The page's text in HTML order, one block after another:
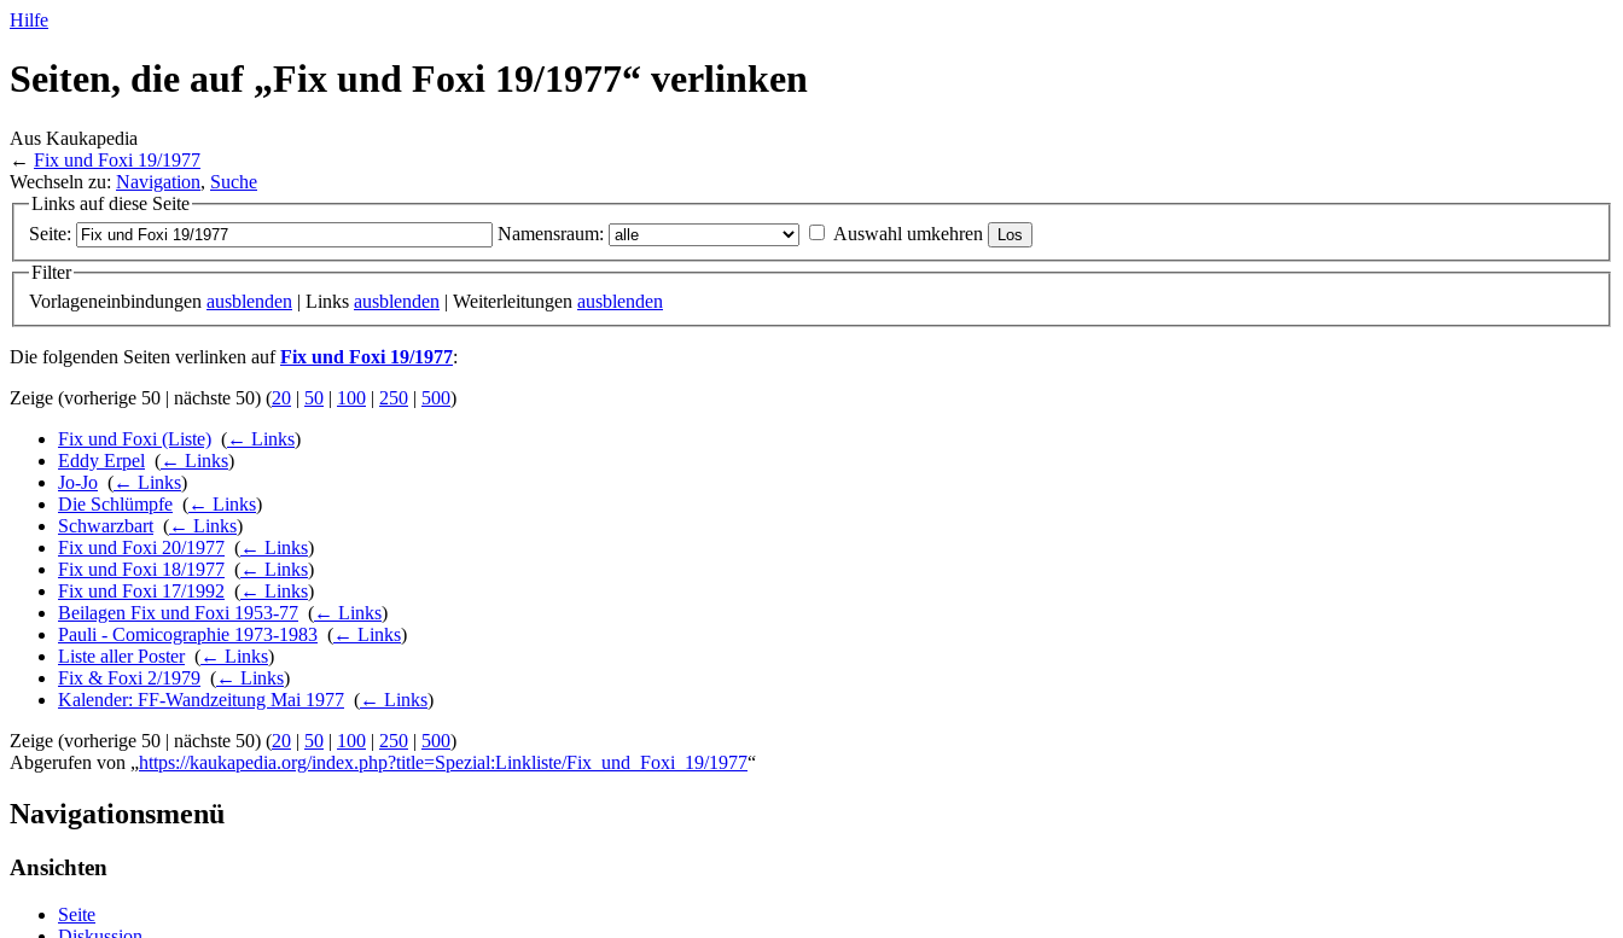
Hilfe
Seiten, die auf „Fix und Foxi 19/1977“ verlinken
Aus Kaukapedia
← Fix und Foxi 19/1977
Wechseln zu: Navigation, Suche
Links auf diese Seite
Seite:
Namensraum:
Auswahl umkehren
Filter
Vorlageneinbindungen ausblenden | Links ausblenden | Weiterleitungen ausblenden
Die folgenden Seiten verlinken aufFix und Foxi 19/1977:
Zeige (vorherige 50 | nächste 50) (20 | 50 | 100 | 250 | 500)
Fix und Foxi (Liste) (← Links)
Eddy Erpel (← Links)
Jo-Jo (← Links)
Die Schlümpfe (← Links)
Schwarzbart (← Links)
Fix und Foxi 20/1977 (← Links)
Fix und Foxi 18/1977 (← Links)
Fix und Foxi 17/1992 (← Links)
Beilagen Fix und Foxi 1953-77 (← Links)
Pauli - Comicographie 1973-1983 (← Links)
Liste aller Poster‎ (← Links)
Fix & Foxi 2/1979 (← Links)
Kalender: FF-Wandzeitung Mai 1977 (← Links)
Zeige (vorherige 50 | nächste 50) (20 | 50 | 100 | 250 | 500)
Abgerufen von „https://kaukapedia.org/index.php?title=Spezial:Linkliste/Fix_und_Foxi_19/1977“
Navigationsmenü
Ansichten
Seite